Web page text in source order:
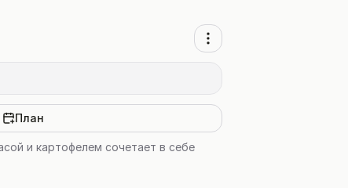
План
и картофелем сочетает в себе